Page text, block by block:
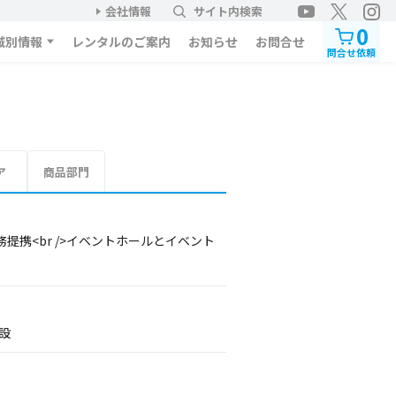
会社情報 サイト内検索
別情報 レンタルのご案内 お知らせ お問合せ 0
問合せ依頼
商品部門
携<br />イベントホールとイベント